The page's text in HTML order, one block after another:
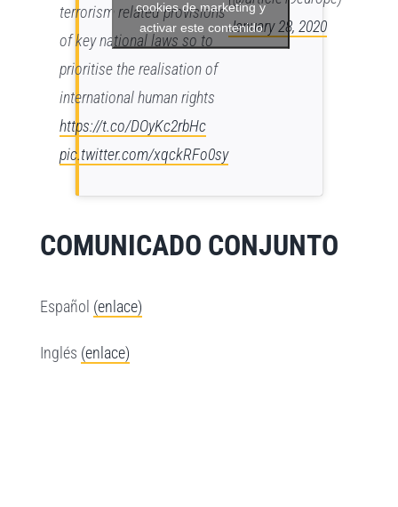
terrorism related provisions
of key national laws so to
prioritise the realisation of
international human rights
https://t.co/DOyKc2rbHc
pic.twitter.com/xqckRFo0sy
January 28, 2020
cookies de marketing y
activar este contenido
COMUNICADO CONJUNTO
Español (enlace)
Inglés (enlace)